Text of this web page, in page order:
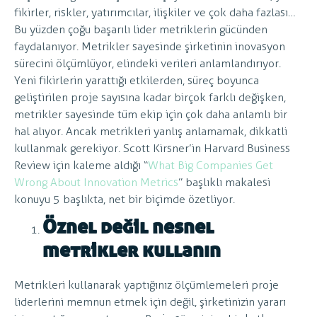
fikirler, riskler, yatırımcılar, ilişkiler ve çok daha fazlası…
Bu yüzden çoğu başarılı lider metriklerin gücünden
faydalanıyor. Metrikler sayesinde şirketinin inovasyon
sürecini ölçümlüyor, elindeki verileri anlamlandırıyor.
Yeni fikirlerin yarattığı etkilerden, süreç boyunca
geliştirilen proje sayısına kadar birçok farklı değişken,
metrikler sayesinde tüm ekip için çok daha anlamlı bir
hal alıyor. Ancak metrikleri yanlış anlamamak, dikkatli
kullanmak gerekiyor. Scott Kirsner’in Harvard Business
Review için kaleme aldığı “What Big Companies Get
Wrong About Innovation Metrics” başlıklı makalesi
konuyu 5 başlıkta, net bir biçimde özetliyor.
Öznel değil nesnel
metrikler kullanın
Metrikleri kullanarak yaptığınız ölçümlemeleri proje
liderlerini memnun etmek için değil, şirketinizin yararı